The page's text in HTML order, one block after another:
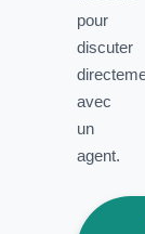
pour
discuter
avec
un
agent.